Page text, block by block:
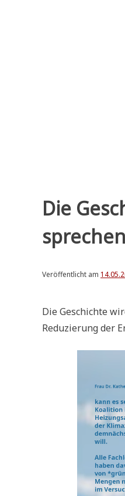
Die
Veröffentlicht am
Die Geschich­te
Redu­zie­rung der